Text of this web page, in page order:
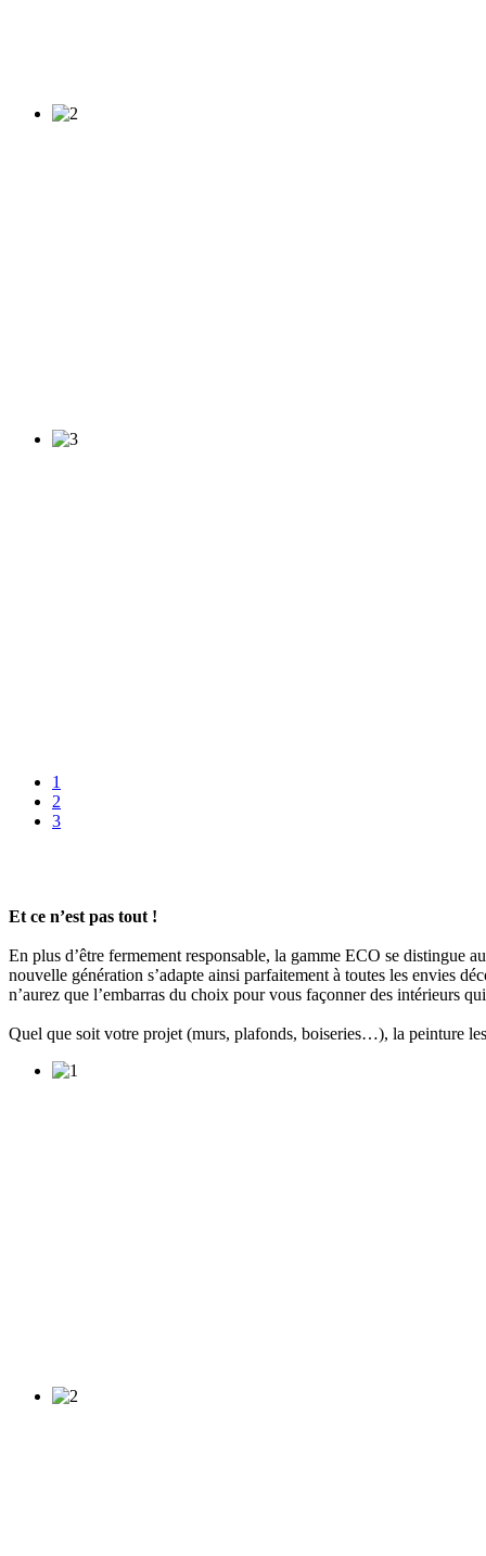
1
2
3
Et ce n’est pas tout !
En plus d’être fermement responsable, la gamme ECO se distingue
nouvelle génération s’adapte ainsi parfaitement à toutes les envies
n’aurez que l’embarras du choix pour vous façonner des intérieurs
Quel que soit votre projet (murs, plafonds, boiseries…), la peinture